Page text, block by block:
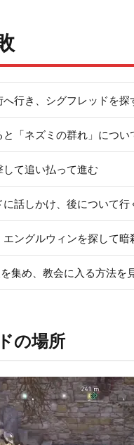
行き、シグフレッドを探
「ネズミの群れ」につい
して追い払って進む
話しかけ、後について行
エングルウィンを探して暗
集め、教会に入る方法を
の場所